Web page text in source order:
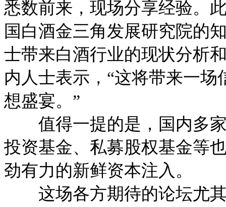
悉数前来，现场分享经验。
国白酒金三角发展研究院的
士带来白酒行业的现状分析
内人士表示，“这将带来一
想盛宴。”
值得一提的是，国内多家
投资基金、私募股权基金等
劲有力的新鲜资本注入。
这场各方期待的论坛尤其